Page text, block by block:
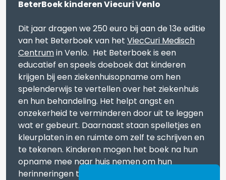
BeterBoek kinderen Viecuri Venlo
Dit jaar dragen we 250 euro bij aan de 13e editie
van het Beterboek van het ViecCuri Medisch
Centrumin Venlo. Het Beterboek is een
educatief en speels doeboek dat kinderen
krijgen bij een ziekenhuisopname om hen
spelenderwijs te vertellen over het ziekenhuis
en hun behandeling. Het helpt angst en
onzekerheid te verminderen door uit te leggen
wat er gebeurt. Daarnaast staan spelletjes en
kleurplaten in en ruimte om zelf te schrijven en
te tekenen. Kinderen mogen het boek na hun
opname mee naar huis nemen om hun
herinneringen te bewaren.